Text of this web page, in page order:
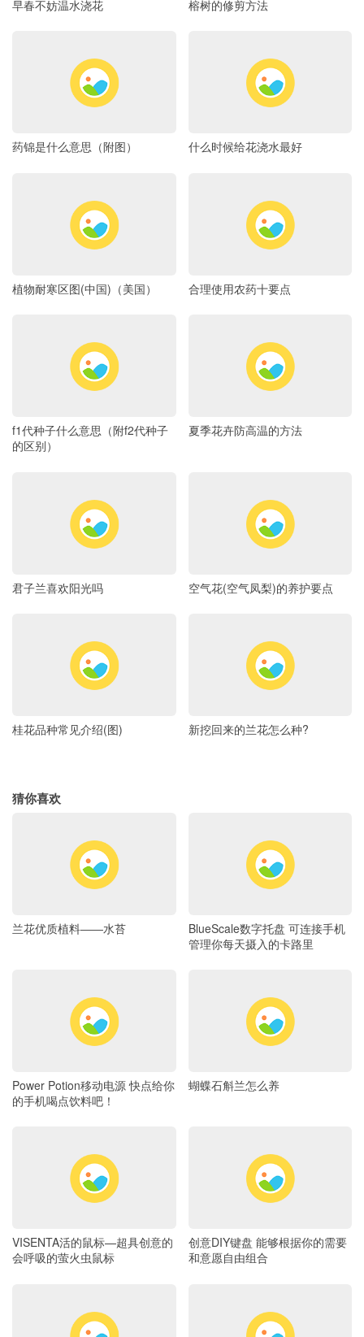
早春不妨温水浇花 榕树的修剪方法
药锦是什么意思（附图） 什么时候给花浇水最好
植物耐寒区图(中国)（美国） 合理使用农药十要点
f1代种子什么意思（附f2代种子
的区别）
夏季花卉防高温的方法
君子兰喜欢阳光吗 空气花(空气凤梨)的养护要点
桂花品种常见介绍(图) 新挖回来的兰花怎么种?
猜你喜欢
兰花优质植料――水苔
BlueScale数字托盘 可连接手机
管理你每天摄入的卡路里
Power Potion移动电源 快点给你
的手机喝点饮料吧！
蝴蝶石斛兰怎么养
VISENTA活的鼠标—超具创意的
会呼吸的萤火虫鼠标
创意DIY键盘 能够根据你的需要
和意愿自由组合